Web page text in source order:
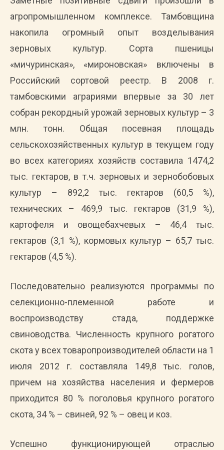
агропромышленном комплексе. Тамбовщина
накопила огромный опыт возделывания
зерновых культур. Сорта пшеницы
«мичуринская», «мироновская» включены в
Российский сортовой реестр. В 2008 г.
тамбовскими аграриями впервые за 30 лет
собран рекордный урожай зерновых культур – 3
млн. тонн. Общая посевная площадь
сельскохозяйственных культур в текущем году
во всех категориях хозяйств составила 1474,2
тыс. гектаров, в т.ч. зерновых и зернобобовых
культур – 892,2 тыс. гектаров (60,5 %),
технических – 469,9 тыс. гектаров (31,9 %),
картофеля и овощебахчевых – 46,4 тыс.
гектаров (3,1 %), кормовых культур – 65,7 тыс.
гектаров (4,5 %).
Последовательно реализуются программы по
селекционно-племенной работе и
воспроизводству стада, поддержке
свиноводства. Численность крупного рогатого
скота у всех товаропроизводителей области на 1
июля 2012 г. составляла 149,8 тыс. голов,
причем на хозяйства населения и фермеров
приходится 80 % поголовья крупного рогатого
скота, 34 % – свиней, 92 % – овец и коз.
Успешно функционирующей отраслью